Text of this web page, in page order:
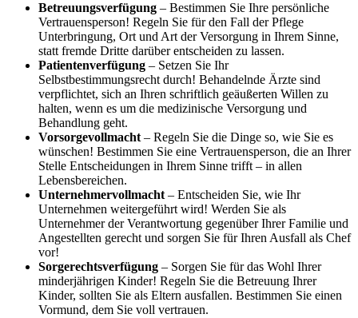
Betreuungsverfügung – Bestimmen Sie Ihre persönliche
Vertrauensperson! Regeln Sie für den Fall der Pflege
Unterbringung, Ort und Art der Versorgung in Ihrem Sinne,
statt fremde Dritte darüber entscheiden zu lassen.
Patientenverfügung – Setzen Sie Ihr
Selbstbestimmungsrecht durch! Behandelnde Ärzte sind
verpflichtet, sich an Ihren schriftlich geäußerten Willen zu
halten, wenn es um die medizinische Versorgung und
Behandlung geht.
Vorsorgevollmacht – Regeln Sie die Dinge so, wie Sie es
wünschen! Bestimmen Sie eine Vertrauensperson, die an Ihrer
Stelle Entscheidungen in Ihrem Sinne trifft – in allen
Lebensbereichen.
Unternehmervollmacht – Entscheiden Sie, wie Ihr
Unternehmen weitergeführt wird! Werden Sie als
Unternehmer der Verantwortung gegenüber Ihrer Familie und
Angestellten gerecht und sorgen Sie für Ihren Ausfall als Chef
vor!
Sorgerechtsverfügung – Sorgen Sie für das Wohl Ihrer
minderjährigen Kinder! Regeln Sie die Betreuung Ihrer
Kinder, sollten Sie als Eltern ausfallen. Bestimmen Sie einen
Vormund, dem Sie voll vertrauen.